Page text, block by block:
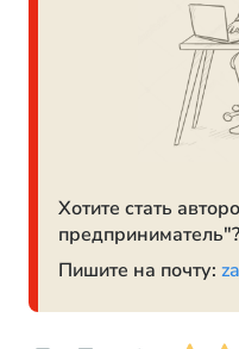
Хотите стать
предприниматель"?
Пишите на почту: